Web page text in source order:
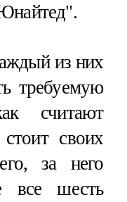
из них
требуемую
считают
своих
за него
все шесть